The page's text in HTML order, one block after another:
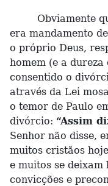
Obviamente que
era mandamento
o próprio Deus,
homem (e a
consentido o
através da Lei
o temor de Paulo
divórcio: “Assim
Senhor não disse,
muitos cristãos
e muitos se
convicções e